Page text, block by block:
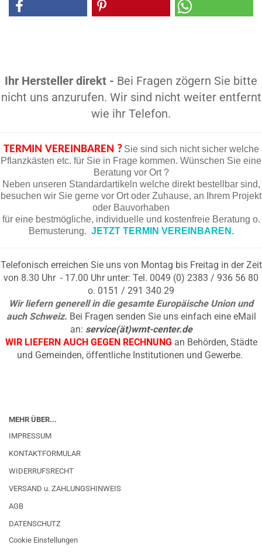
Ihr Hersteller direkt - Bei Fragen zögern Sie bitte
nicht uns anzurufen. Wir sind nicht weiter entfernt
wie ihr Telefon.
TERMIN VEREINBAREN ? Sie sind sich nicht sicher welche
Pflanzkästen etc. für Sie in Frage kommen. Wünschen Sie eine
Beratung vor Ort ?
Neben unseren Standardartikeln welche direkt bestellbar sind,
besuchen wir Sie gerne vor Ort oder Zuhause, an Ihrem Projekt
oder Bauvorhaben
für eine bestmögliche, individuelle und kostenfreie Beratung o.
Bemusterung. JETZT TERMIN VEREINBAREN.
Telefonisch erreichen Sie uns von Montag bis Freitag in der Zeit
von 8.30 Uhr - 17.00 Uhr unter: Tel. 0049 (0) 2383 / 936 56 80
o. 0151 / 291 340 29
Wir liefern generell in die gesamte Europäische Union und
auch Schweiz. Bei Fragen senden Sie uns einfach eine eMail
an: service(ät)wmt-center.de
WIR LIEFERN AUCH GEGEN RECHNUNG an Behörden, Städte
und Gemeinden, öffentliche Institutionen und Gewerbe.
MEHR ÜBER...
IMPRESSUM
KONTAKTFORMULAR
WIDERRUFSRECHT
VERSAND u. ZAHLUNGSHINWEIS
AGB
DATENSCHUTZ
Cookie Einstellungen